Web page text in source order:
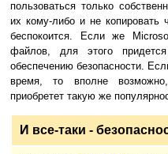
пользоваться только
их кому-либо и не копировать
беспокоится. Если же
файлов, для этого
обеспечению безопасности.
время, то вполне
приобретет такую же
И все-таки -